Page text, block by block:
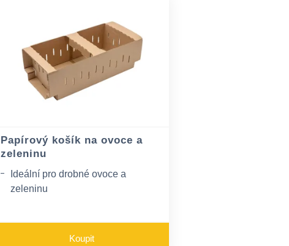
Papírový košík na ovoce a
zeleninu
Ideální pro drobné ovoce a
zeleninu
Odvětrávací otvory Odnosné ucho
Koupit